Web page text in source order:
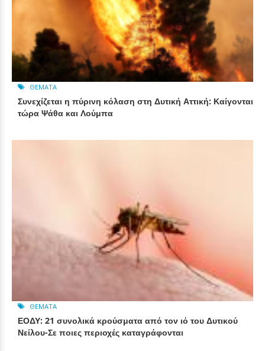
ΘΈΜΑΤΑ
Συνεχίζεται η πύρινη κόλαση στη Δυτική Αττική: Καίγονται
τώρα Ψάθα και Λούμπα
ΘΈΜΑΤΑ
ΕΟΔΥ: 21 συνολικά κρούσματα από τον ιό του Δυτικού
Νείλου-Σε ποιες περιοχές καταγράφονται